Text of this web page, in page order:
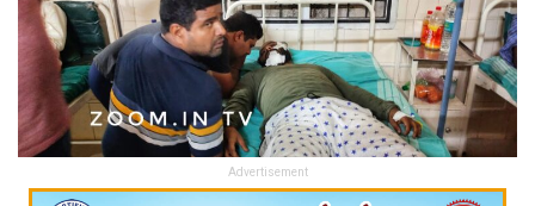
Advertisement